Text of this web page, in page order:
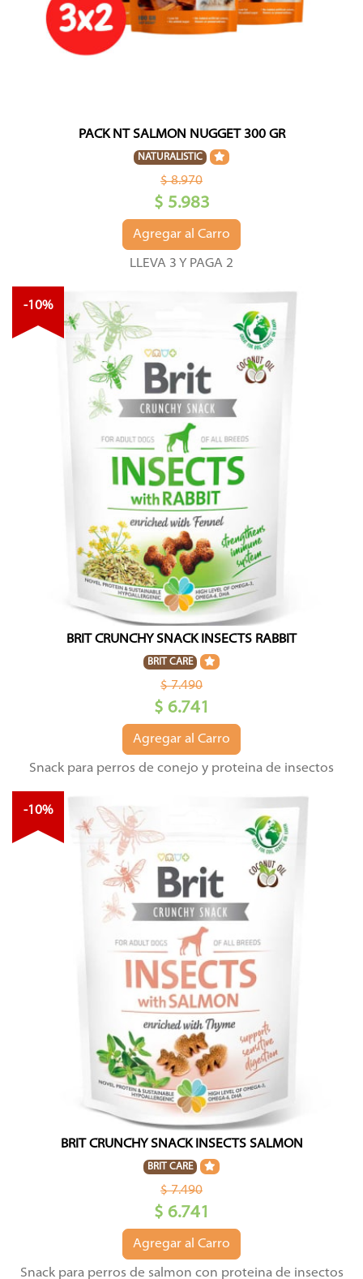
PACK NT SALMON NUGGET 300 GR
NATURALISTIC
$ 8.970
$ 5.983
Agregar al Carro
LLEVA 3 Y PAGA 2
-10%
BRIT CRUNCHY SNACK INSECTS RABBIT
BRIT CARE
$ 7.490
$ 6.741
Agregar al Carro
Snack para perros de conejo y proteina de insectos
-10%
BRIT CRUNCHY SNACK INSECTS SALMON
BRIT CARE
$ 7.490
$ 6.741
Agregar al Carro
Snack para perros de salmon con proteina de insectos